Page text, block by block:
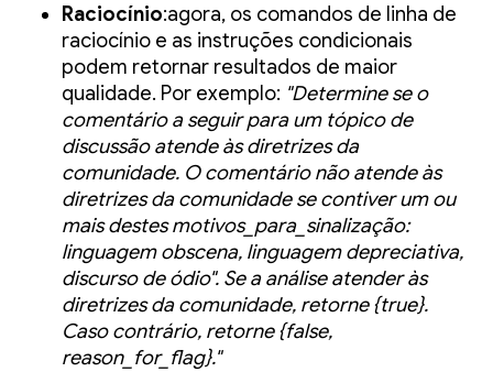
Raciocínio:agora, os comandos de linha de
raciocínio e as instruções condicionais
podem retornar resultados de maior
qualidade. Por exemplo: "Determine se o
comentário a seguir para um tópico de
discussão atende às diretrizes da
comunidade. O comentário não atende às
diretrizes da comunidade se contiver um ou
mais destes motivos_para_sinalização:
linguagem obscena, linguagem depreciativa,
discurso de ódio". Se a análise atender às
diretrizes da comunidade, retorne {true}.
Caso contrário, retorne {false,
reason_for_flag}."